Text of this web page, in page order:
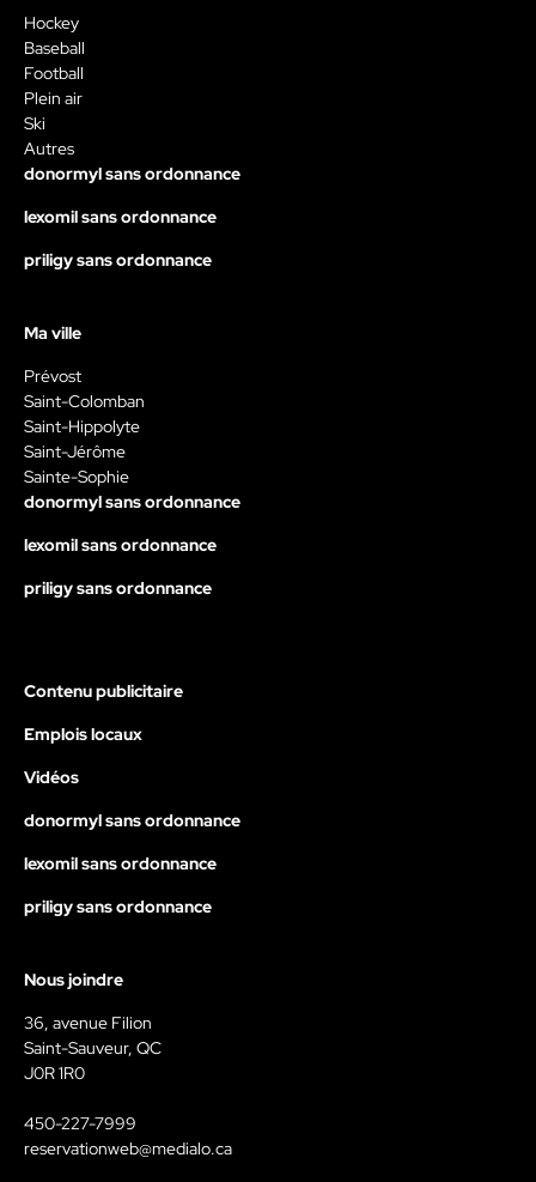
Hockey
Baseball
Football
Plein air
Ski
Autres
donormyl sans ordonnance
lexomil sans ordonnance
priligy sans ordonnance
Ma ville
Prévost
Saint-Colomban
Saint-Hippolyte
Saint-Jérôme
Sainte-Sophie
donormyl sans ordonnance
lexomil sans ordonnance
priligy sans ordonnance
Contenu publicitaire
Emplois locaux
Vidéos
donormyl sans ordonnance
lexomil sans ordonnance
priligy sans ordonnance
Nous joindre
36, avenue Filion
Saint-Sauveur, QC
J0R 1R0
450-227-7999
reservationweb@medialo.ca